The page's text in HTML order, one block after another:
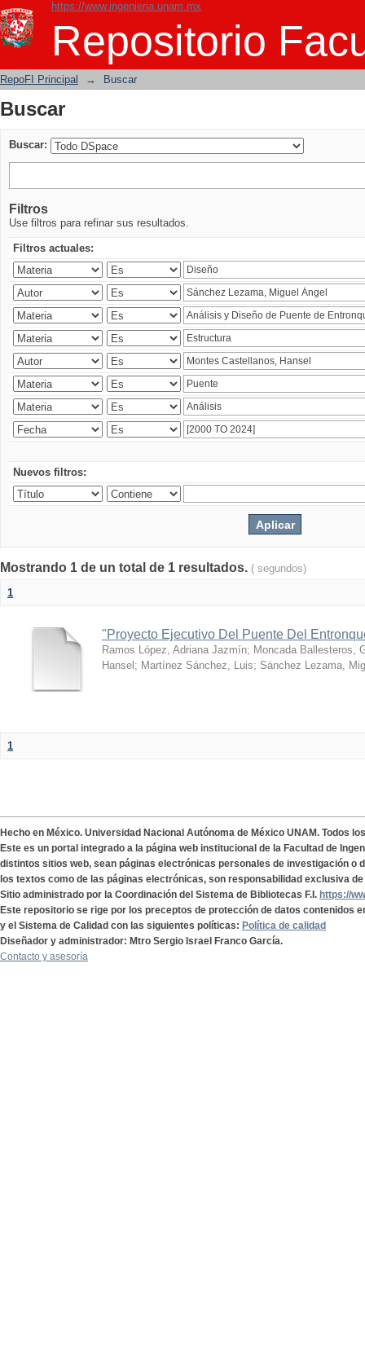
https://www.ingenieria.unam.mx
Repositorio
Buscar
RepoFI Principal → Buscar
Buscar
Buscar:
Filtros
Use filtros para refinar sus resultados.
Filtros actuales:
Nuevos filtros:
Mostrando 1 de un total de 1 resultados. ( segundos)
1
"Proyecto Ejecutivo Del Puente Del
Ramos López, Adriana Jazmín; Moncada Ballesteros,
Hansel ; Martínez Sánchez, Luis; Sánchez Lezama,
1
Hecho en México. Universidad Nacional Autónoma de México UNAM. Todos
Este es un portal integrado a la página web institucional de la Facultad de
distintos sitios web, sean páginas electrónicas personales de investigación o
los textos como de las páginas electrónicas, son responsabilidad exclusiva
Sitio administrado por la Coordinación del Sistema de Bibliotecas F.I. https://
Este repositorio se rige por los preceptos de protección de datos contenidos
y el Sistema de Calidad con las siguientes políticas: Política de calidad
Diseñador y administrador: Mtro Sergio Israel Franco García.
Contacto y asesoría